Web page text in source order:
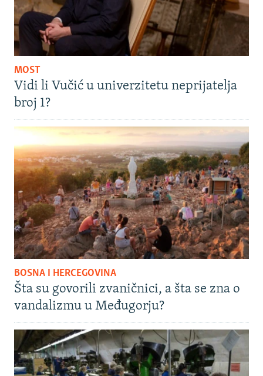
MOST
Vidi li Vučić u univerzitetu neprijatelja
broj 1?
BOSNA I HERCEGOVINA
Šta su govorili zvaničnici, a šta se zna o
vandalizmu u Međugorju?